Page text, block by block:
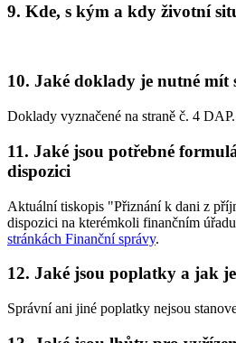
9. Kde, s kým a kdy životní
10. Jaké doklady je nutné mít
Doklady vyznačené na straně č. 4 DAP.
11. Jaké jsou potřebné
dispozici
Aktuální tiskopis "Přiznání k dani z
dispozici na kterémkoli finančním
stránkách Finanční správy.
12. Jaké jsou poplatky a jak
Správní ani jiné poplatky nejsou